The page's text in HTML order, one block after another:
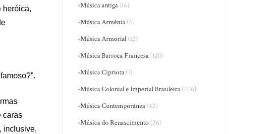
heróica,
caras
inclusive,
-Música antiga (16)
-Música Armênia (3)
-Música Armorial (12)
-Música Barroca Francesa (120)
-Música Cipriota (1)
-Música Colonial e Imperial Brasileira (206)
-Música Contemporânea (42)
-Música do Renascimento (26)